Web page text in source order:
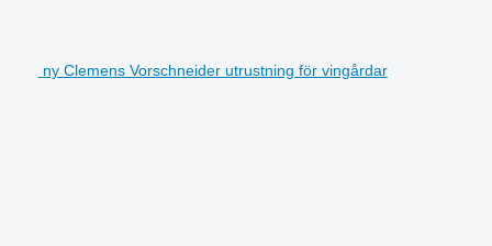
ny Clemens Vorschneider utrustning för vingårdar